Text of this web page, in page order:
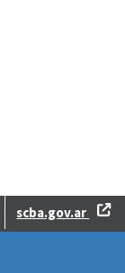
scba.gov.ar